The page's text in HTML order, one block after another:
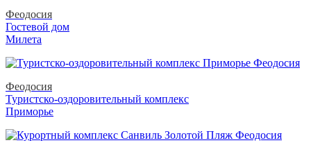
Феодосия
Гостевой дом
Милета
Феодосия
Туристско-оздоровительный комплекс
Приморье